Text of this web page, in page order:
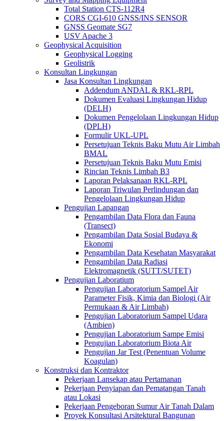
Total Station CTS-112R4
CORS CGI-610 GNSS/INS SENSOR
GNSS Geomate SG7
USV Apache 3
Geophysical Acquisition
Geophysical Logging
Geolistrik
Konsultan Lingkungan
Jasa Konsultan Lingkungan
Addendum ANDAL & RKL-RPL
Dokumen Evaluasi Lingkungan Hidup
(DELH)
Dokumen Pengelolaan Lingkungan Hidup
(DPLH)
Formulir UKL-UPL
Persetujuan Teknis Baku Mutu Air Limbah
BMAL
Persetujuan Teknis Baku Mutu Emisi
Rincian Teknis Limbah B3
Laporan Pelaksanaan RKL-RPL
Laporan Triwulan Perlindungan dan
Pengelolaan Lingkungan Hidup
Pengujian Lapangan
Pengambilan Data Flora dan Fauna
(Transect)
Pengambilan Data Sosial Budaya &
Ekonomi
Pengambilan Data Kesehatan Masyarakat
Pengambilan Data Radiasi
Elektromagnetik (SUTT/SUTET)
Pengujian Laboratium
Pengujian Laboratorium Sampel Air
Parameter Fisik, Kimia dan Biologi (Air
Permukaan & Air Limbah)
Pengujian Laboratorium Sampel Udara
(Ambien)
Pengujian Laboratorium Sampe Emisi
Pengujian Laboratorium Biota Air
Pengujian Jar Test (Penentuan Volume
Koagulan)
Konstruksi dan Kontraktor
Pekerjaan Lansekap atau Pertamanan
Pekerjaan Penyiapan dan Pematangan Tanah
atau Lokasi
Pekerjaan Pengeboran Sumur Air Tanah Dalam
Proyek Konsultasi Arsitektural Bangunan